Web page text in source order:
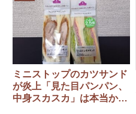
ミニストップのカツサンド
が炎上「見た目パンパン、
中身スカスカ」は本当か？